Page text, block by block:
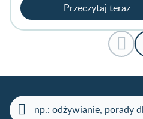
Przeczytaj teraz